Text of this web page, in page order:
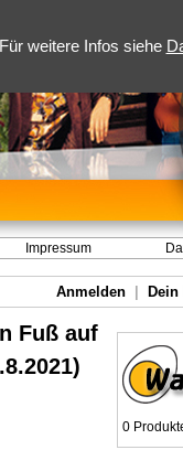
weitere Infos siehe
Impressum
Anmelden
Fuß auf
0